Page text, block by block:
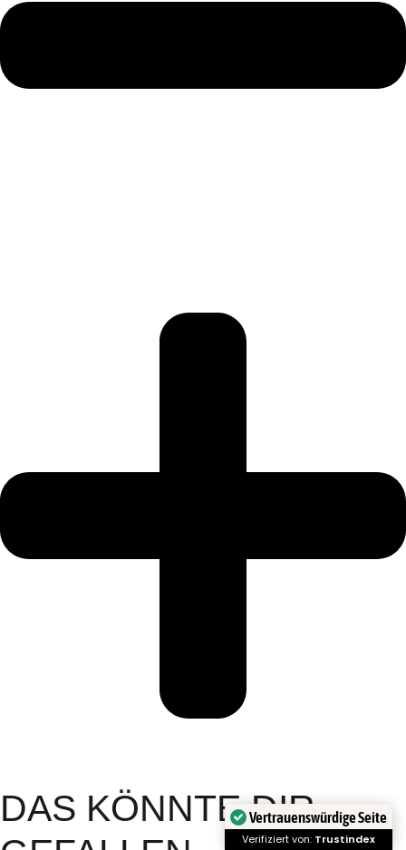
DAS KÖNNTE DIRVertrauenswürdige Seite
Verifiziert von: Trustindex